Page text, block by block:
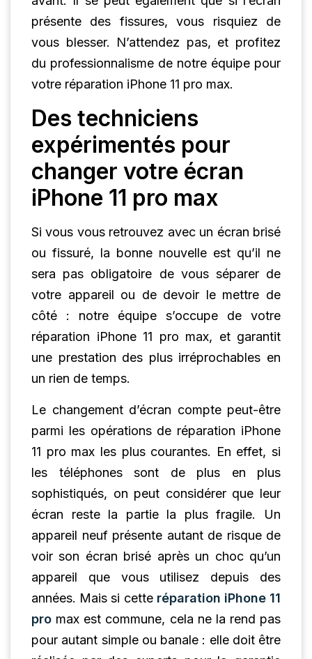
présente des fissures, vous risquiez de
vous blesser. N’attendez pas, et profitez
du professionnalisme de notre équipe pour
votre réparation iPhone 11 pro max.
Des techniciens
expérimentés pour
changer votre écran
iPhone 11 pro max
Si vous vous retrouvez avec un écran brisé
ou fissuré, la bonne nouvelle est qu’il ne
sera pas obligatoire de vous séparer de
votre appareil ou de devoir le mettre de
côté : notre équipe s’occupe de votre
réparation iPhone 11 pro max, et garantit
une prestation des plus irréprochables en
un rien de temps.
Le changement d’écran compte peut-être
parmi les opérations de réparation iPhone
11 pro max les plus courantes. En effet, si
les téléphones sont de plus en plus
sophistiqués, on peut considérer que leur
écran reste la partie la plus fragile. Un
appareil neuf présente autant de risque de
voir son écran brisé après un choc qu’un
appareil que vous utilisez depuis des
années. Mais si cette réparation iPhone 11
pro max est commune, cela ne la rend pas
pour autant simple ou banale : elle doit être